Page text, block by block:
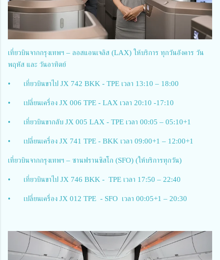
เที่ยวบินจากกรุงเทพฯ – ลอสแอนเจลิส (LAX) ให้บริการ ทุกวันอังคาร วัน
พฤหัส และ วันอาทิตย์
• เที่ยวบินขาไป JX 742 BKK - TPE เวลา 13:10 – 18:00
• เปลี่ยนเครื่อง JX 006 TPE - LAX เวลา 20:10 -17:10
• เที่ยวบินขากลับ JX 005 LAX - TPE เวลา 00:05 – 05:10+1
• เปลี่ยนเครื่อง JX 741 TPE - BKK เวลา 09:00+1 – 12:00+1
เที่ยวบินจากกรุงเทพฯ – ซานฟรานซิสโก (SFO) (ให้บริการทุกวัน)
• เที่ยวบินขาไป JX 746 BKK - TPE เวลา 17:50 – 22:40
• เปลี่ยนเครื่อง JX 012 TPE - SFO เวลา 00:05+1 – 20:30